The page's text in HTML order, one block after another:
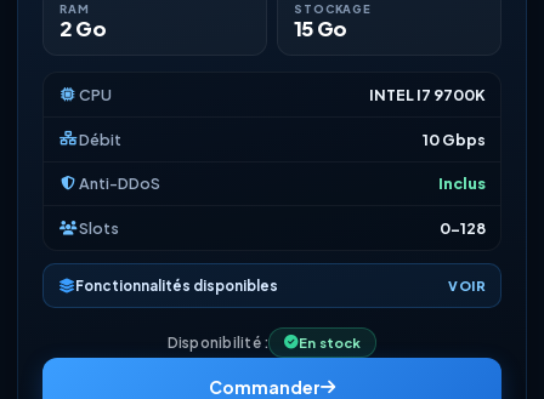
RAM
2 Go
STOCKAGE
15 Go
CPU INTEL I7 9700K
Débit 10 Gbps
Anti-DDoS Inclus
Slots 0-128
Fonctionnalités disponibles VOIR
Disponibilité : En stock
Commander